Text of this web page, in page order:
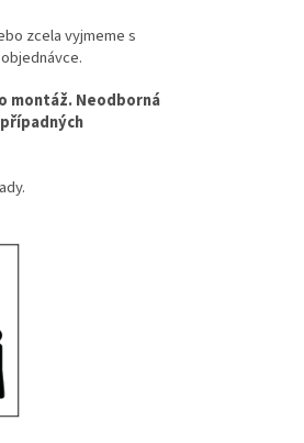
zcela vyjmeme s
montáž. Neodborná